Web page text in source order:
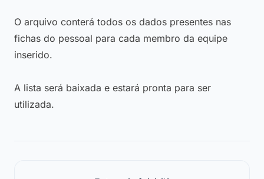
O arquivo conterá todos os dados presentes nas
fichas do pessoal para cada membro da equipe
inserido.
A lista será baixada e estará pronta para ser
utilizada.